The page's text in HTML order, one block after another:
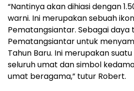
“Nantinya akan dihiasi dengan
warni. Ini merupakan sebuah
Pematangsiantar. Sebagai daya
Pematangsiantar untuk
Tahun Baru. Ini merupakan
seluruh umat dan simbol
umat beragama,” tutur Robert.